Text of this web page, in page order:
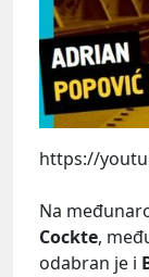
https://
Na
Cockte,
odabran je i